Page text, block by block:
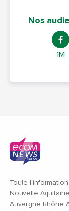
Nos
1M
Toute
Nouvelle
Auvergne Rhône